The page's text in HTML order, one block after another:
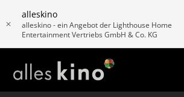
alleskino
alleskino - ein Angebot der Lighthouse Home
Entertainment Vertriebs GmbH & Co. KG